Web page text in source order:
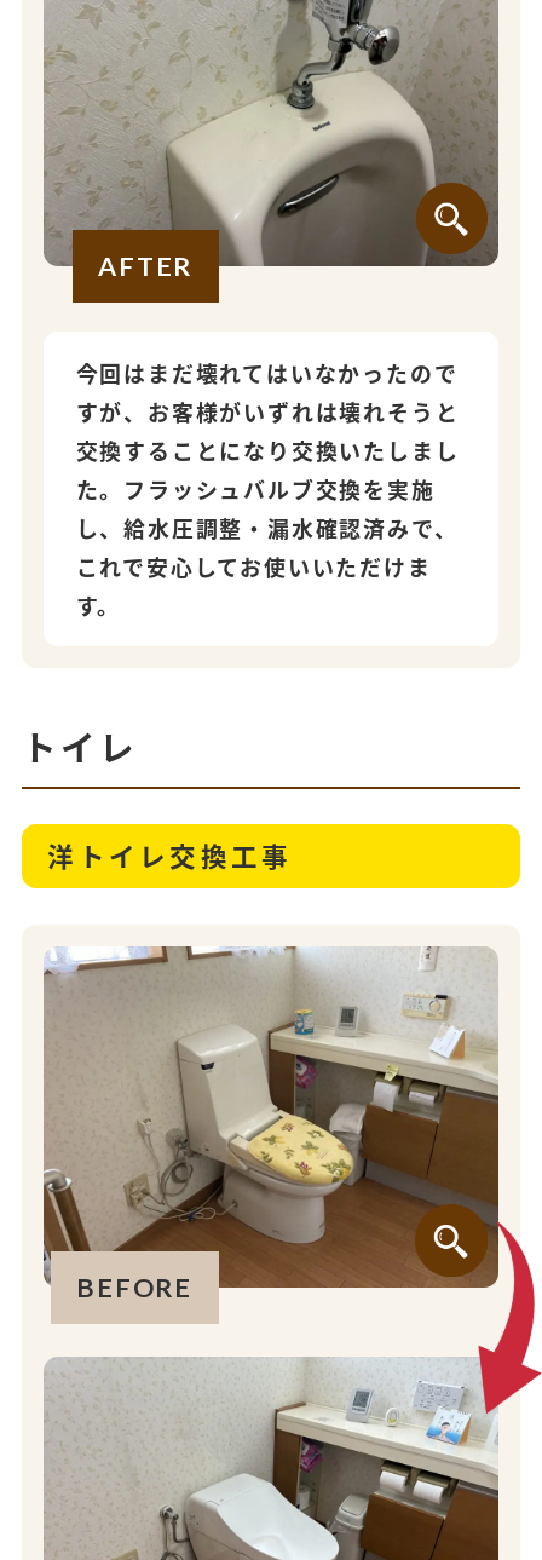
AFTER
今回はまだ壊れてはいなかったので
すが、お客様がいずれは壊れそうと
交換することになり交換いたしまし
た。フラッシュバルブ交換を実施
し、給水圧調整・漏水確認済みで、
これで安心してお使いいただけま
す。
トイレ
洋トイレ交換工事
BEFORE